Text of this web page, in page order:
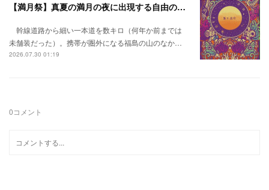
【満月祭】真夏の満月の夜に出現する自由の桃源郷。
幹線道路から細い一本道を数キロ（何年か前までは
未舗装だった）。携帯が圏外になる福島の山のなか…
2026.07.30 01:19
0コメント